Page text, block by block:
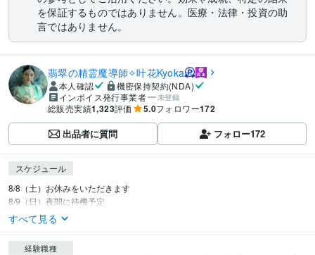
を保証するものではありません。医療・法律・投資の助
言ではありません。
翡翠の精霊魔導師✧叶花Kyoka
本人確認
機密保持契約(NDA)
インボイス発行事業者
未登録
総販売実績1,323評価 5.0フォロワー172
出品者に質問 フォロー172
スケジュール
8/8（土）お休みをいただきます
8/9（日）夜間に待機予定
すべて見る
経験職種